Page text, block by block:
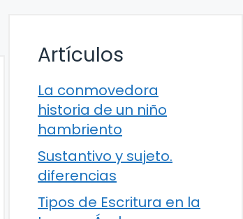
Artículos
La conmovedora
historia de un niño
hambriento
Sustantivo y sujeto.
diferencias
Tipos de Escritura en la